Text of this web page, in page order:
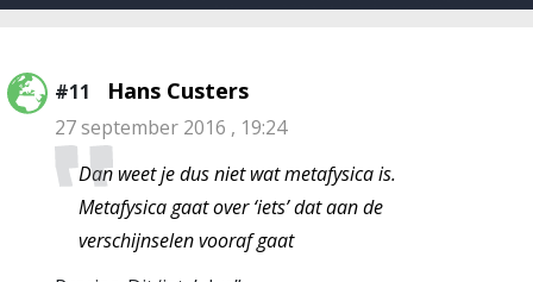
#11 Hans Custers
27 september 2016 , 19:24
Dan weet je dus niet wat metafysica is.
Metafysica gaat over ‘iets’ dat aan de
verschijnselen vooraf gaat